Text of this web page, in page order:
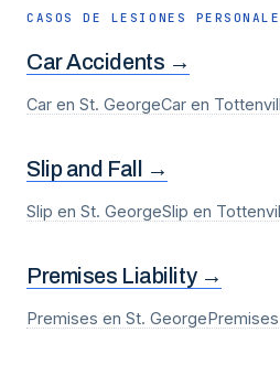
CASOS DE LESIONES
Car Accidents →
Car en St. GeorgeCar en
Slip and Fall →
Slip en St. GeorgeSlip en
Premises Liability→
Premises en St. GeorgePremises